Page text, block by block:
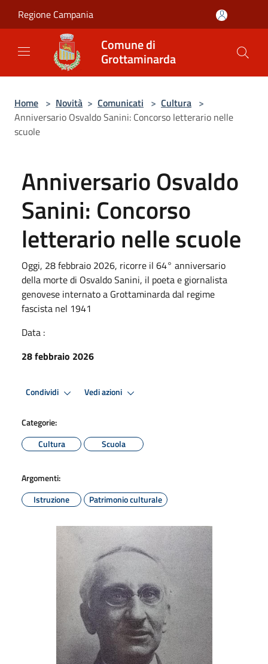
Regione Campania
Comune di
Grottaminarda
Home > Novità > Comunicati > Cultura >
Anniversario Osvaldo Sanini: Concorso letterario nelle
scuole
Anniversario Osvaldo
Sanini: Concorso
letterario nelle scuole
Oggi, 28 febbraio 2026, ricorre il 64° anniversario
della morte di Osvaldo Sanini, il poeta e giornalista
genovese internato a Grottaminarda dal regime
fascista nel 1941
Data :
28 febbraio 2026
Condividi Vedi azioni
Categorie:
Cultura
Scuola
Argomenti:
Istruzione
Patrimonio culturale